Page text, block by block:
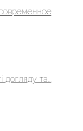
та...